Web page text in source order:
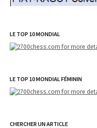
LE TOP 10 MONDIAL
LE TOP 10 MONDIAL FÉMININ
CHERCHER UN ARTICLE